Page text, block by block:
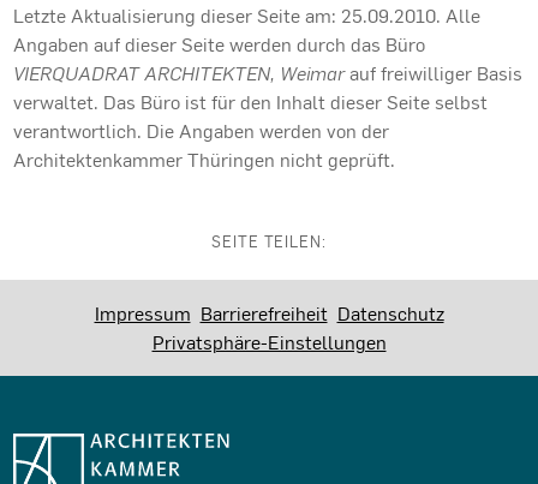
Letzte Aktualisierung dieser Seite am: 25.09.2010. Alle
Angaben auf dieser Seite werden durch das Büro
VIERQUADRAT ARCHITEKTEN, Weimarauf freiwilliger Basis
verwaltet. Das Büro ist für den Inhalt dieser Seite selbst
verantwortlich. Die Angaben werden von der
Architektenkammer Thüringen nicht geprüft.
SEITE TEILEN:
Impressum Barrierefreiheit Datenschutz
Privatsphäre-Einstellungen